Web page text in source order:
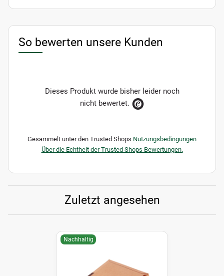
So bewerten unsere Kunden
Dieses Produkt wurde bisher leider noch
nicht bewertet.
Gesammelt unter den Trusted Shops Nutzungsbedingungen
Über die Echtheit der Trusted Shops Bewertungen.
Zuletzt angesehen
Nachhaltig